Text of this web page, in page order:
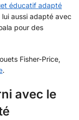
éducatif adapté
lui aussi adapté avec
pour des
Fisher-Price,
.
avec le